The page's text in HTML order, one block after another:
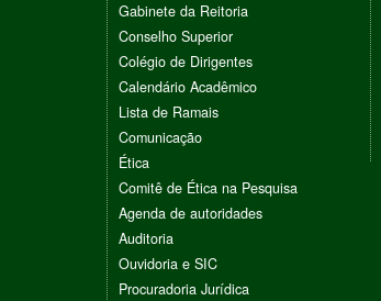
Gabinete da Reitoria
Conselho Superior
Colégio de Dirigentes
Calendário Acadêmico
Lista de Ramais
Comunicação
Ética
Comitê de Ética na Pesquisa
Agenda de autoridades
Auditoria
Ouvidoria e SIC
Procuradoria Jurídica